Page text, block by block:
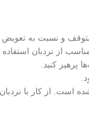
و نسبت به تعویض یا
از نردبان استفاده
پرهیز کنید.
است. از کار با